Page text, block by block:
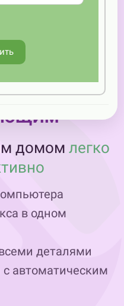
50 квартир
домом легко
в одном
деталями
автоматическим